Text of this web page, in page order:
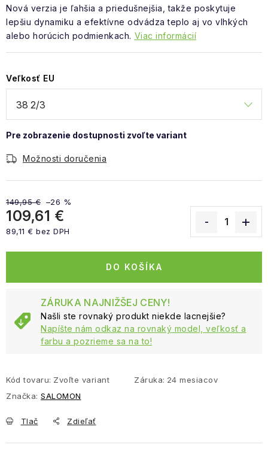
Nová verzia je ľahšia a priedušnejšia, takže poskytuje
lepšiu dynamiku a efektívne odvádza teplo aj vo vlhkých
alebo horúcich podmienkach. Viac informácií
Veľkosť EU
Možnosti doručenia
149,95 € –26 %
109,61 €
89,11 € bez DPH
DO KOŠÍKA
ZÁRUKA NAJNIŽŠEJ CENY!
Našli ste rovnaký produkt niekde lacnejšie?
Napíšte nám odkaz na rovnaký model, veľkosť a
farbu a pozrieme sa na to!
Kód tovaru: Zvoľte variant Záruka: 24 mesiacov
Značka: SALOMON
Tlač Zdieľať